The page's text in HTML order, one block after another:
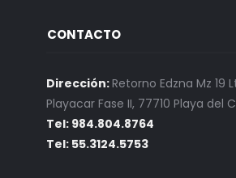
CONTACTO
Dirección:Retorno Edzna Mz 19
Playacar Fase II, 77710 Playa del
Tel: 984.804.8764
Tel: 55.3124.5753